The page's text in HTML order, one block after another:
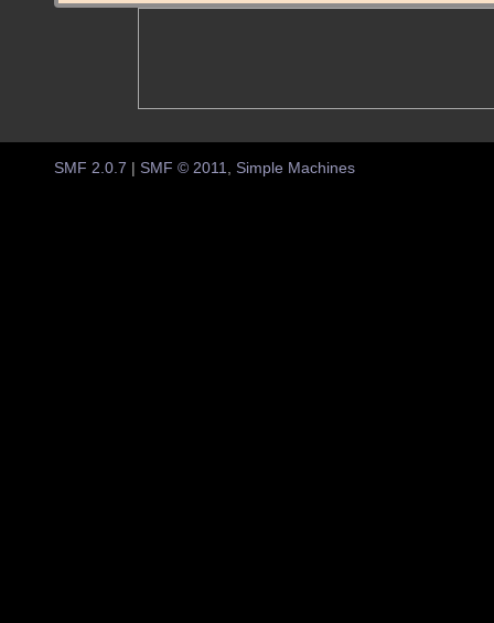
SMF 2.0.7 SMF © 2011 Simple Machines